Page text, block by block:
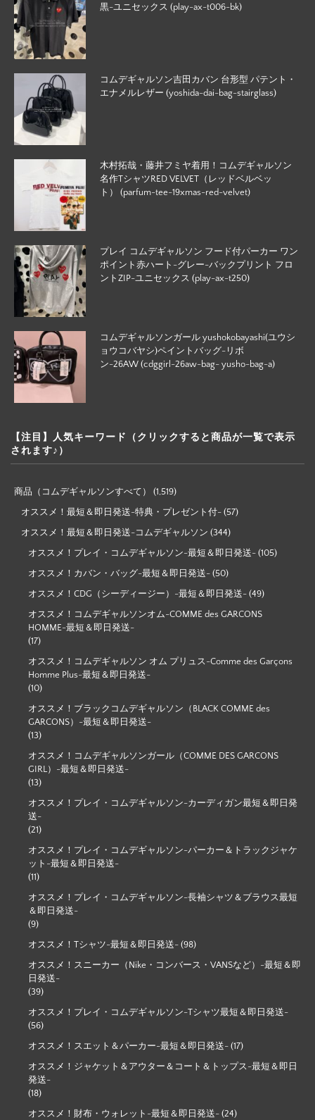
黒-ユニセックス (play-ax-t006-bk)
コムデギャルソン吉田カバン 台形型 パテント・
エナメルレザー (yoshida-dai-bag-stairglass)
木村拓哉・藤井フミヤ着用！コムデギャルソン
名作TシャツRED VELVET（レッドベルベッ
ト） (parfum-tee-19xmas-red-velvet)
プレイ コムデギャルソン フード付パーカー ワン
ポイント赤ハート-グレー-バックプリント フロ
ントZIP-ユニセックス (play-ax-t250)
コムデギャルソンガール yushokobayashi(ユウシ
ョウコバヤシ)ペイントバッグ-リボ
ン-26AW (cdggirl-26aw-bag- yusho-bag-a)
【注目】人気キーワード（クリックすると商品が一覧で表示
されます♪）
商品（コムデギャルソンすべて） (1,519)
オススメ！最短＆即日発送-特典・プレゼント付- (57)
オススメ！最短＆即日発送-コムデギャルソン (344)
オススメ！プレイ・コムデギャルソン-最短＆即日発送- (105)
オススメ！カバン・バッグ-最短＆即日発送- (50)
オススメ！CDG（シーディージー）-最短＆即日発送- (49)
オススメ！コムデギャルソンオム-COMME des GARCONS
HOMME-最短＆即日発送-
(17)
オススメ！コムデギャルソン オム プリュス-Comme des Garçons
Homme Plus-最短＆即日発送-
(10)
オススメ！ブラックコムデギャルソン（BLACK COMME des
GARCONS）-最短＆即日発送-
(13)
オススメ！コムデギャルソンガール（COMME DES GARCONS
GIRL）-最短＆即日発送-
(13)
オススメ！プレイ・コムデギャルソン-カーディガン最短＆即日発
送-
(21)
オススメ！プレイ・コムデギャルソン-パーカー＆トラックジャケ
ット-最短＆即日発送-
(11)
オススメ！プレイ・コムデギャルソン-長袖シャツ＆ブラウス最短
＆即日発送-
(9)
オススメ！Tシャツ-最短＆即日発送- (98)
オススメ！スニーカー（Nike・コンバース・VANSなど）-最短＆即
日発送-
(39)
オススメ！プレイ・コムデギャルソン-Tシャツ最短＆即日発送-
(56)
オススメ！スエット＆パーカー-最短＆即日発送- (17)
オススメ！ジャケット＆アウター＆コート＆トップス-最短＆即日
発送-
(18)
オススメ！財布・ウォレット-最短＆即日発送- (24)